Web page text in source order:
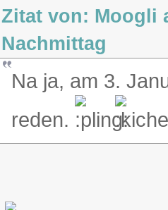
Zitat von: Moogli
Nachmittag
Na ja, am 3.
reden.